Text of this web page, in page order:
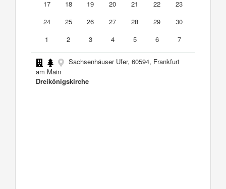
17
18 19 20 21 22
23
24
25 26 27 28 29
30
1
2 3 4 5 6 7
Sachsenhäuser Ufer, 60594, Frankfurt
am Main
Dreikönigskirche